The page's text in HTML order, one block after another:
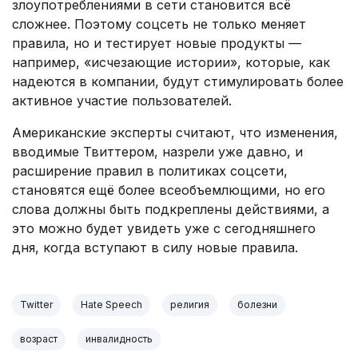
злоупотреблениями в сети становится всё
сложнее. Поэтому соцсеть не только меняет
правила, но и тестирует новые продукты —
например, «исчезающие истории», которые, как
надеются в компании, будут стимулировать более
активное участие пользователей.
Американские эксперты считают, что изменения,
вводимые Твиттером, назрели уже давно, и
расширение правил в политиках соцсети,
становятся ещё более всеобъемлющими, но его
слова должны быть подкреплены действиями, а
это можно будет увидеть уже с сегодняшнего
дня, когда вступают в силу новые правила.
Twitter Hate Speech религия болезни
возраст инвалидность